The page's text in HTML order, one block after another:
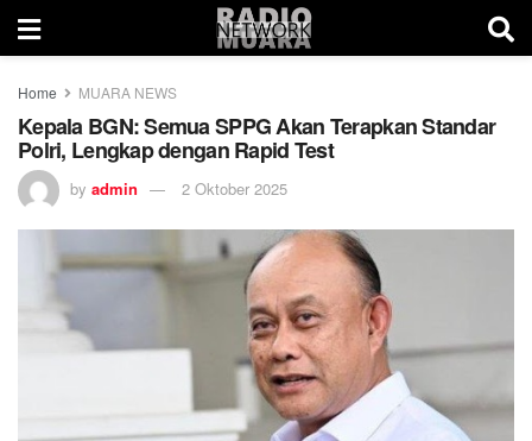
Home MUARA NEWS
Kepala BGN: Semua SPPG Akan Terapkan Standar
Polri, Lengkap dengan Rapid Test
by admin 2 Oktober 2025